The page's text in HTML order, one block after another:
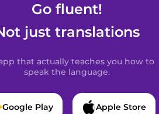
Go fluent!
just translations
that actually teaches you how to
speak the language.
Google Play Apple Store